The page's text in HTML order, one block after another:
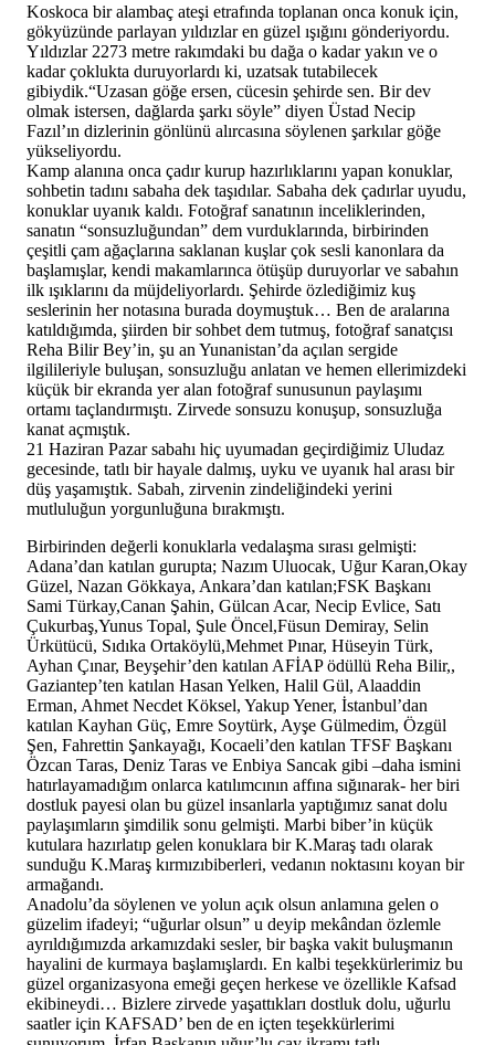
Koskoca bir alambaç ateşi etrafında toplanan onca konuk için,
gökyüzünde parlayan yıldızlar en güzel ışığını gönderiyordu.
Yıldızlar 2273 metre rakımdaki bu dağa o kadar yakın ve o
kadar çoklukta duruyorlardı ki, uzatsak tutabilecek
gibiydik.“Uzasan göğe ersen, cücesin şehirde sen. Bir dev
olmak istersen, dağlarda şarkı söyle” diyen Üstad Necip
Fazıl’ın dizlerinin gönlünü alırcasına söylenen şarkılar göğe
yükseliyordu.
Kamp alanına onca çadır kurup hazırlıklarını yapan konuklar,
sohbetin tadını sabaha dek taşıdılar. Sabaha dek çadırlar uyudu,
konuklar uyanık kaldı. Fotoğraf sanatının inceliklerinden,
sanatın “sonsuzluğundan” dem vurduklarında, birbirinden
çeşitli çam ağaçlarına saklanan kuşlar çok sesli kanonlara da
başlamışlar, kendi makamlarınca ötüşüp duruyorlar ve sabahın
ilk ışıklarını da müjdeliyorlardı. Şehirde özlediğimiz kuş
seslerinin her notasına burada doymuştuk… Ben de aralarına
katıldığımda, şiirden bir sohbet dem tutmuş, fotoğraf sanatçısı
Reha Bilir Bey’in, şu an Yunanistan’da açılan sergide
ilgilileriyle buluşan, sonsuzluğu anlatan ve hemen ellerimizdeki
küçük bir ekranda yer alan fotoğraf sunusunun paylaşımı
ortamı taçlandırmıştı. Zirvede sonsuzu konuşup, sonsuzluğa
kanat açmıştık.
21 Haziran Pazar sabahı hiç uyumadan geçirdiğimiz Uludaz
gecesinde, tatlı bir hayale dalmış, uyku ve uyanık hal arası bir
düş yaşamıştık. Sabah, zirvenin zindeliğindeki yerini
mutluluğun yorgunluğuna bırakmıştı.
Birbirinden değerli konuklarla vedalaşma sırası gelmişti:
Adana’dan katılan gurupta; Nazım Uluocak, Uğur Karan,Okay
Güzel, Nazan Gökkaya, Ankara’dan katılan;FSK Başkanı
Sami Türkay,Canan Şahin, Gülcan Acar, Necip Evlice, Satı
Çukurbaş,Yunus Topal, Şule Öncel,Füsun Demiray, Selin
Ürkütücü, Sıdıka Ortaköylü,Mehmet Pınar, Hüseyin Türk,
Ayhan Çınar, Beyşehir’den katılan AFİAP ödüllü Reha Bilir,,
Gaziantep’ten katılan Hasan Yelken, Halil Gül, Alaaddin
Erman, Ahmet Necdet Köksel, Yakup Yener, İstanbul’dan
katılan Kayhan Güç, Emre Soytürk, Ayşe Gülmedim, Özgül
Şen, Fahrettin Şankayağı, Kocaeli’den katılan TFSF Başkanı
Özcan Taras, Deniz Taras ve Enbiya Sancak gibi –daha ismini
hatırlayamadığım onlarca katılımcının affına sığınarak- her biri
dostluk payesi olan bu güzel insanlarla yaptığımız sanat dolu
paylaşımların şimdilik sonu gelmişti. Marbi biber’in küçük
kutulara hazırlatıp gelen konuklara bir K.Maraş tadı olarak
sunduğu K.Maraş kırmızıbiberleri, vedanın noktasını koyan bir
armağandı.
Anadolu’da söylenen ve yolun açık olsun anlamına gelen o
güzelim ifadeyi; “uğurlar olsun” u deyip mekândan özlemle
ayrıldığımızda arkamızdaki sesler, bir başka vakit buluşmanın
hayalini de kurmaya başlamışlardı. En kalbi teşekkürlerimiz bu
güzel organizasyona emeği geçen herkese ve özellikle Kafsad
ekibineydi… Bizlere zirvede yaşattıkları dostluk dolu, uğurlu
saatler için KAFSAD’ ben de en içten teşekkürlerimi